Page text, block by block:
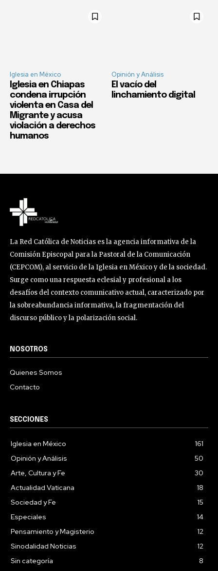
Iglesia en México
Iglesia en Chiapas
condena irrupción
violenta en Casa del
Migrante y acusa
violación a derechos
humanos
Opinión y Análisis
El vacío del
linchamiento digital
La Red Católica de Noticias es la agencia informativa de la
Comisión Episcopal para la Pastoral de la Comunicación
(CEPCOM), al servicio de la Iglesia en México y de la sociedad.
Surge como una respuesta eclesial y profesional a los
desafíos del contexto comunicativo actual, caracterizado por
la sobreabundancia informativa, la fragmentación del
discurso público y la polarización social.
NOSOTROS
Quienes Somos
Contacto
SECCIONES
Iglesia en México
161
Opinión y Análisis
50
Arte, Cultura y Fe
30
Actualidad Vaticana
18
Sociedad y Fe
15
Especiales
14
Pensamiento y Magisterio
12
Sinodalidad Noticias
12
Sin categoría
8